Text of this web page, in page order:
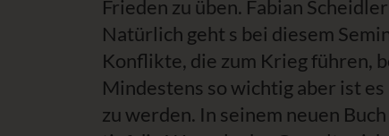
Frieden zu üben. Fabian
Natürlich geht s bei diesem
Konflikte, die zum Krieg führen,
Mindestens so wichtig aber ist
zu werden. In seinem neuen